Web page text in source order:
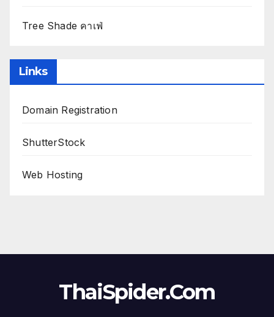
Tree Shade คาเฟ่
Links
Domain Registration
ShutterStock
Web Hosting
ThaiSpider.Com